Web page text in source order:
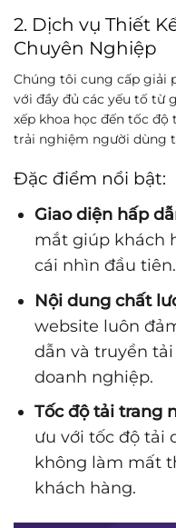
2. Dịch vụ Thiết
Chuyên Nghiệp
Chúng tôi cung cấp giải
với đầy đủ các yếu tố từ
xếp khoa học đến tốc
trải nghiệm người dùng
Đặc điểm nổi bật:
Giao diện hấp
mắt giúp khách
cái nhìn đầu tiên.
Nội dung chất
website luôn
dẫn và truyền
doanh nghiệp.
Tốc độ tải trang
ưu với tốc độ tải
không làm mất
khách hàng.